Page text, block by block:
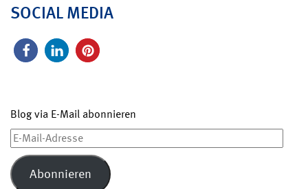
SOCIAL MEDIA
Blog via E-Mail abonnieren
E-
Mail-
Adresse
Abonnieren